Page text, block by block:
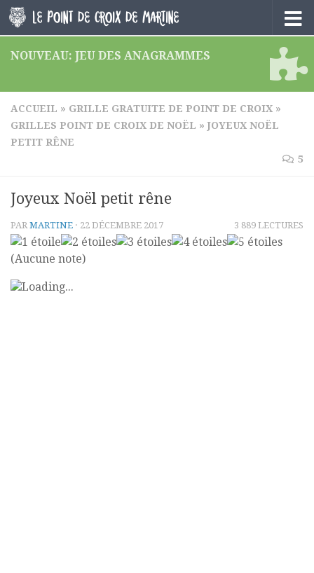
Skip to content
NOUVEAU: JEU DES ANAGRAMMES
ACCUEIL » GRILLE GRATUITE DE POINT DE CROIX »
GRILLES POINT DE CROIX DE NOËL » JOYEUX NOËL
PETIT RÊNE
5
Joyeux Noël petit rêne
PAR MARTINE · 22 DÉCEMBRE 2017 3 889 LECTURES
(Aucune note)
Loading...